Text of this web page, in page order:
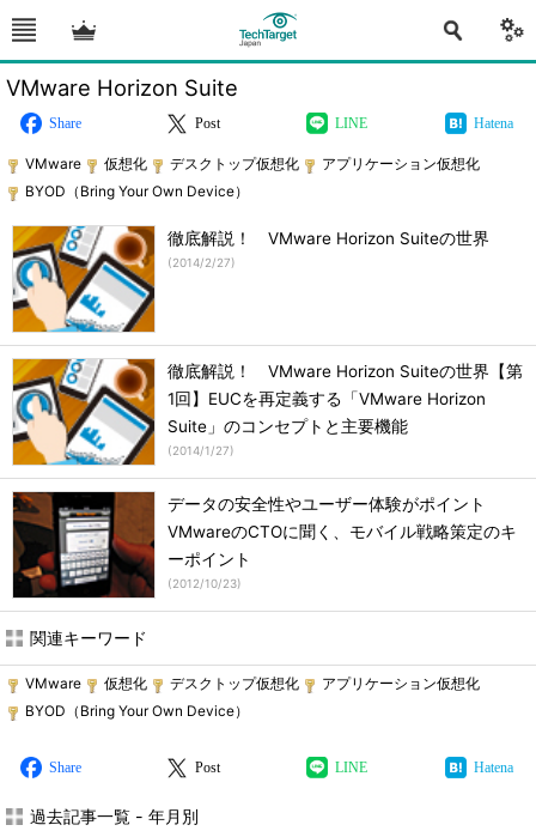
VMware Horizon Suite
Share Post LINE Hatena
VMware 仮想化 デスクトップ仮想化
アプリケーション仮想化
BYOD（Bring Your Own Device）
徹底解説！ VMware Horizon Suiteの世界
(2014/2/27)
徹底解説！ VMware Horizon Suiteの世界【第
1回】EUCを再定義する「VMware Horizon
Suite」のコンセプトと主要機能
(2014/1/27)
データの安全性やユーザー体験がポイント
VMwareのCTOに聞く、モバイル戦略策定のキ
ーポイント
(2012/10/23)
関連キーワード
VMware 仮想化 デスクトップ仮想化
アプリケーション仮想化
BYOD（Bring Your Own Device）
Share Post LINE Hatena
過去記事一覧 - 年月別